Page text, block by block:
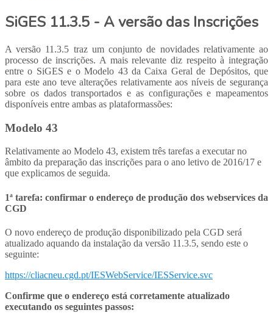
SiGES 11.3.5 - A versão das Inscrições
A versão 11.3.5 traz um conjunto de novidades relativamente ao
processo de inscrições. A mais relevante diz respeito à integração
entre o SiGES e o Modelo 43 da Caixa Geral de Depósitos, que
para este ano teve alterações relativamente aos níveis de segurança
sobre os dados transportados e as configurações e mapeamentos
disponíveis entre ambas as plataformassões:
Modelo 43
Relativamente ao Modelo 43, existem três tarefas a executar no
âmbito da preparação das inscrições para o ano letivo de 2016/17 e
que explicamos de seguida.
1ª tarefa: confirmar o endereço de produção dos webservices da
CGD
O novo endereço de produção disponibilizado pela CGD será
atualizado aquando da instalação da versão 11.3.5, sendo este o
seguinte:
https://cliacneu.cgd.pt/IESWebService/IESService.svc
Confirme que o endereço está corretamente atualizado
executando os seguintes passos: